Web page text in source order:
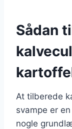
Sådan
At tilberede
svampe er
nogle